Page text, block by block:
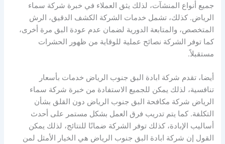
جميع أنواع المنشآت، لذلك يثق العملاء في خبرة شركة سماء
الرياض. كذلك، تشمل خدمات الشركة الكشف الدقيق، الرش
المتخصص، والمتابعة الدورية لضمان عدم عودة البق مرة أخرى،
كما توفر الشركة نصائح عملية للوقاية من ظهور الحشرات
مستقبلاً.
أيضا، تقدم شركة ابادة البق جنوب الرياض خدمات بأسعار
تنافسية، لذلك يمكن للجميع الاستفادة من خبرة شركة سماء
الرياض شركة مكافحة البق جنوب الرياض دون القلق بشأن
التكلفة. كما يتم تدريب فرق العمل بشكل مستمر على أحدث
أساليب الإبادة، كذلك توفر الشركة ضمانًا للنتائج، لذلك يمكن
القول إن شركة ابادة البق جنوب الرياض هي الخيار الأمثل لمن